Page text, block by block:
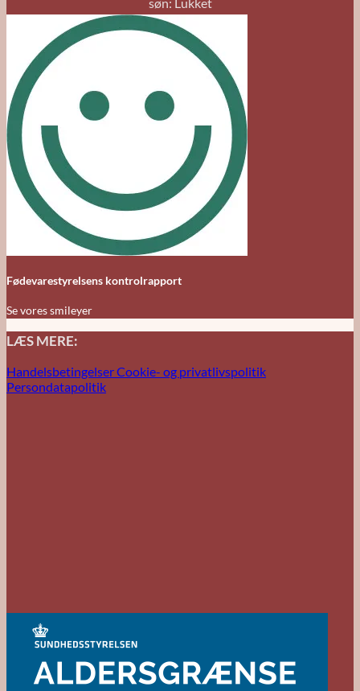
søn: Lukket
Fødevarestyrelsens kontrolrapport
Se vores smileyer
LÆS MERE:
HandelsbetingelserCookie- og privatlivspolitik
Persondatapolitik